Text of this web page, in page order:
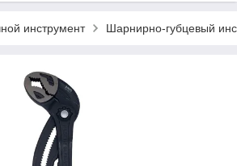
инструмент Шарнирно-губцевый